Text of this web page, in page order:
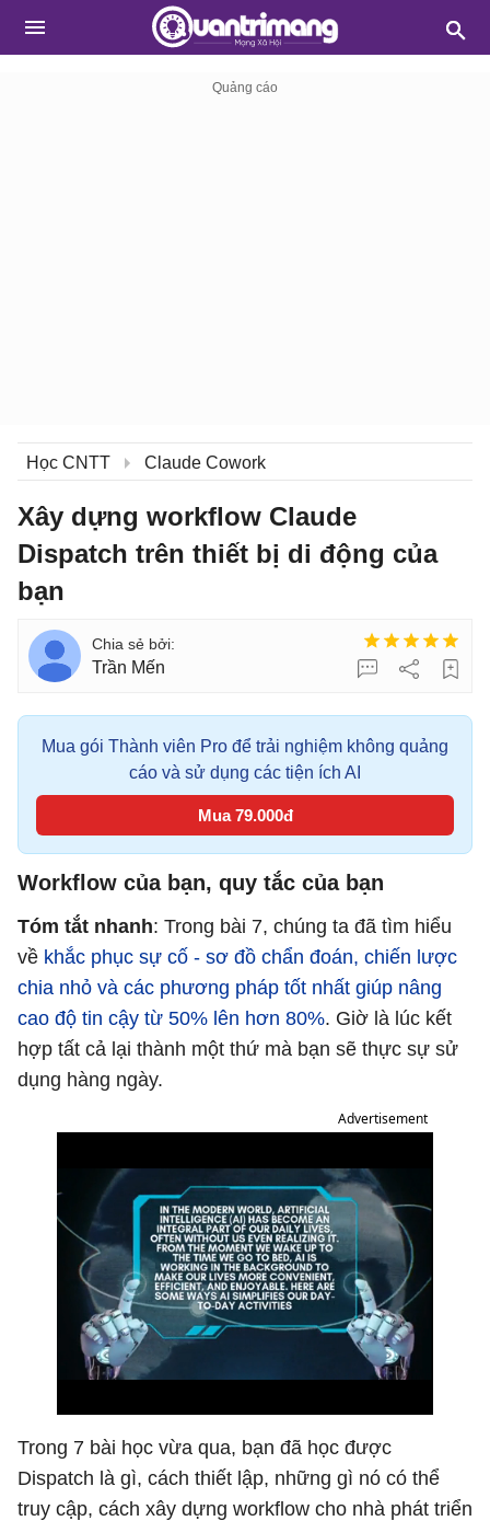
Học CNTT Claude Cowork
Xây dựng workflow Claude
Dispatch trên thiết bị di động của
bạn
Trần Mến
Mua gói Thành viên Pro để trải nghiệm không quảng
cáo và sử dụng các tiện ích AI
Mua 79.000đ
Workflow của bạn, quy tắc của bạn
Tóm tắt nhanh: Trong bài 7, chúng ta đã tìm hiểu
về khắc phục sự cố - sơ đồ chẩn đoán, chiến lược
chia nhỏ và các phương pháp tốt nhất giúp nâng
cao độ tin cậy từ 50% lên hơn 80%. Giờ là lúc kết
hợp tất cả lại thành một thứ mà bạn sẽ thực sự sử
dụng hàng ngày.
Advertisement
Trong 7 bài học vừa qua, bạn đã học được
Dispatch là gì, cách thiết lập, những gì nó có thể
truy cập, cách xây dựng workflow cho nhà phát triển